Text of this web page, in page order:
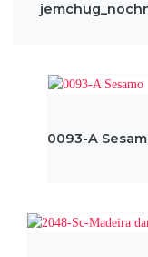
0093-A